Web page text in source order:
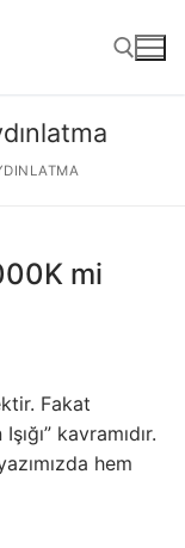
mi
Fakat
kavramıdır.
hem